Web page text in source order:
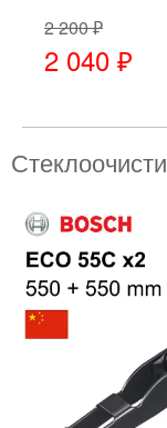
2 200 ₽
2 040 ₽